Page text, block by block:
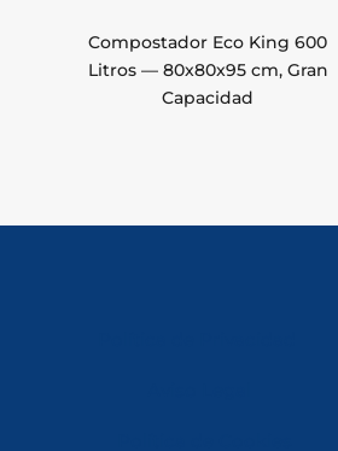
Compostador Eco King 600
Litros — 80x80x95 cm, Gran
Capacidad